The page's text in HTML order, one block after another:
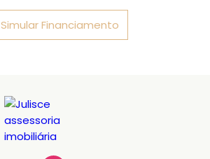
Simular Financiamento